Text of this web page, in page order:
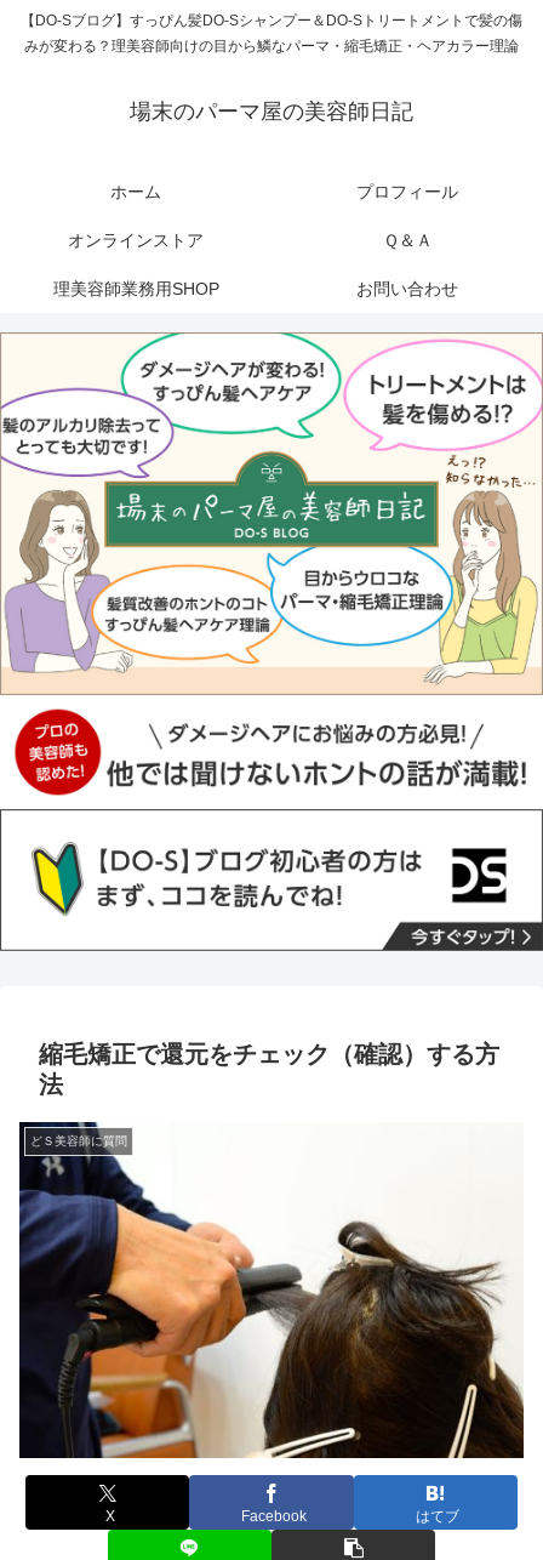
【DO-Sブログ】すっぴん髪DO-Sシャンプー＆DO-Sトリートメントで髪の傷
みが変わる？理美容師向けの目から鱗なパーマ・縮毛矯正・ヘアカラー理論
場末のパーマ屋の美容師日記
ホーム プロフィール
オンラインストア Ｑ＆Ａ
理美容師業務用SHOP お問い合わせ
縮毛矯正で還元をチェック（確認）する方
法
どＳ美容師に質問
X Facebook はてブ